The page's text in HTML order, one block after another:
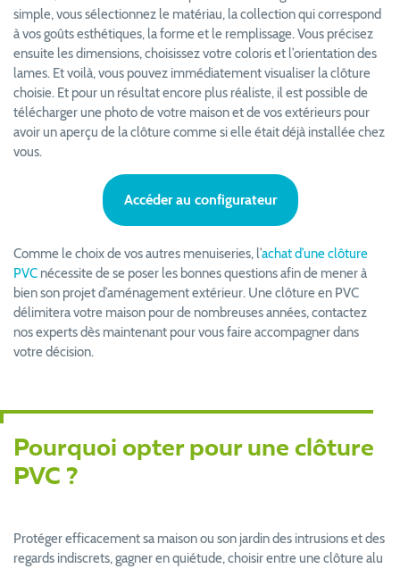
simple, vous sélectionnez le matériau, la collection qui correspond
à vos goûts esthétiques, la forme et le remplissage. Vous précisez
ensuite les dimensions, choisissez votre coloris et l’orientation des
lames. Et voilà, vous pouvez immédiatement visualiser la clôture
choisie. Et pour un résultat encore plus réaliste, il est possible de
télécharger une photo de votre maison et de vos extérieurs pour
avoir un aperçu de la clôture comme si elle était déjà installée chez
vous.
Accéder au configurateur
Comme le choix de vos autres menuiseries, l’achat d’une clôture
PVC nécessite de se poser les bonnes questions afin de mener à
bien son projet d’aménagement extérieur. Une clôture en PVC
délimitera votre maison pour de nombreuses années, contactez
nos experts dès maintenant pour vous faire accompagner dans
votre décision.
Pourquoi opter pour une clôture
PVC ?
Protéger efficacement sa maison ou son jardin des intrusions et des
regards indiscrets, gagner en quiétude, choisir entre une clôture alu